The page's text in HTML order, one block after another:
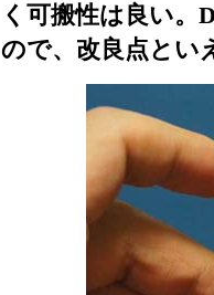
く可搬性は良い。
ので、改良点とい